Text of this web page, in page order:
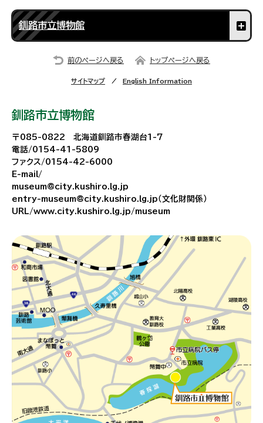
釧路市立博物館
前のページへ戻る トップページへ戻る
サイトマップ English Information
釧路市立博物館
〒085-0822 北海道釧路市春湖台1-7
電話/0154-41-5809
ファクス/0154-42-6000
E-mail/
museum@city.kushiro.lg.jp
entry-museum@city.kushiro.lg.jp（文化財関係）
URL/www.city.kushiro.lg.jp/museum